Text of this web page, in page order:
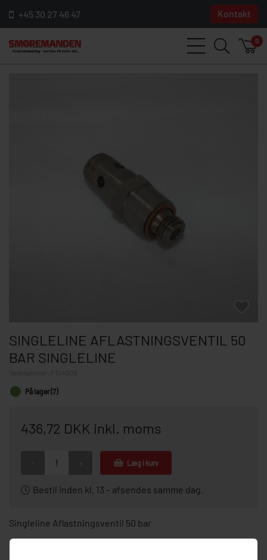
+45 30 27 46 47 Kontakt
0
SINGLELINE AFLASTNINGSVENTIL 50
BAR SINGLELINE
F104005
På lager (7)
436,72 DKK inkl. moms
Læg i kurv
Bestil inden kl. 13 – afsendes samme dag.
Singleline Aflastningsventil 50 bar
Hos Smøremanden vil vi meget gerne hjælpe med